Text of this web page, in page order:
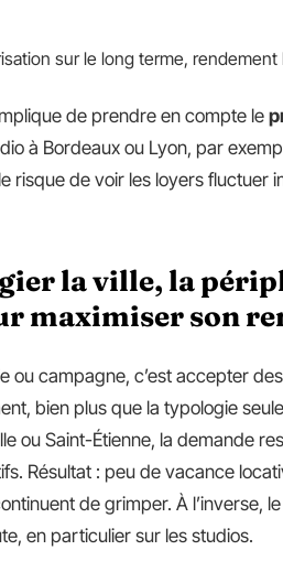
sur le long terme,
de prendre en compte le
à Bordeaux ou Lyon, par
risque de voir les loyers fluctuer
la ville, la
maximiser son
ou campagne, c’est accepter
bien plus que la typologie
ou Saint-Étienne, la demande
Résultat : peu de vacance
de grimper. À l’inverse, le
en particulier sur les studios.